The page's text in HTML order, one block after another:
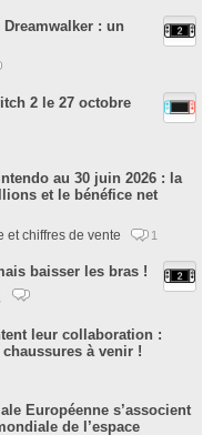
Dreamwalker : un
2 le 27 octobre
au 30 juin 2026 : la
et le bénéfice net
et chiffres de vente 1
baisser les bras !
leur collaboration :
à venir !
Européenne s’associent
de l’espace